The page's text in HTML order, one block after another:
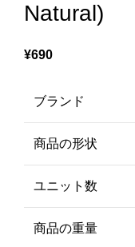
Natural)
¥690
ブランド
商品の形状
ユニット数
商品の重量